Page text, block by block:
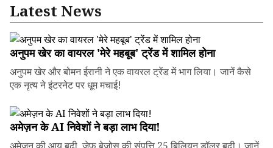
Latest News
अनुपम खेर का वायरल 'मेरे महबूब' ट्रेंड में शामिल होना
अनुपम खेर और बोमन ईरानी ने एक वायरल ट्रेंड में भाग लिया। जानें कैसे
एक नृत्य ने इंटरनेट पर धूम मचाई!
अमेज़न के AI निवेशों ने बड़ा लाभ दिया!